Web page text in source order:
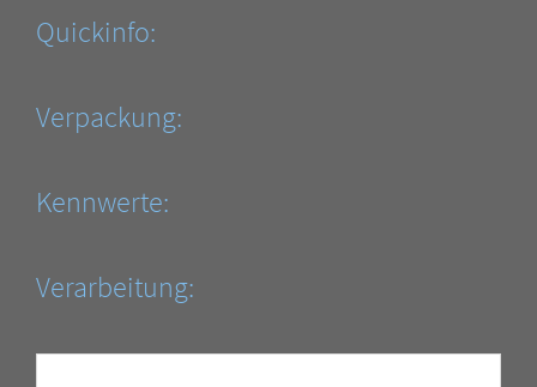
Quickinfo:
Verpackung:
Kennwerte:
Verarbeitung: